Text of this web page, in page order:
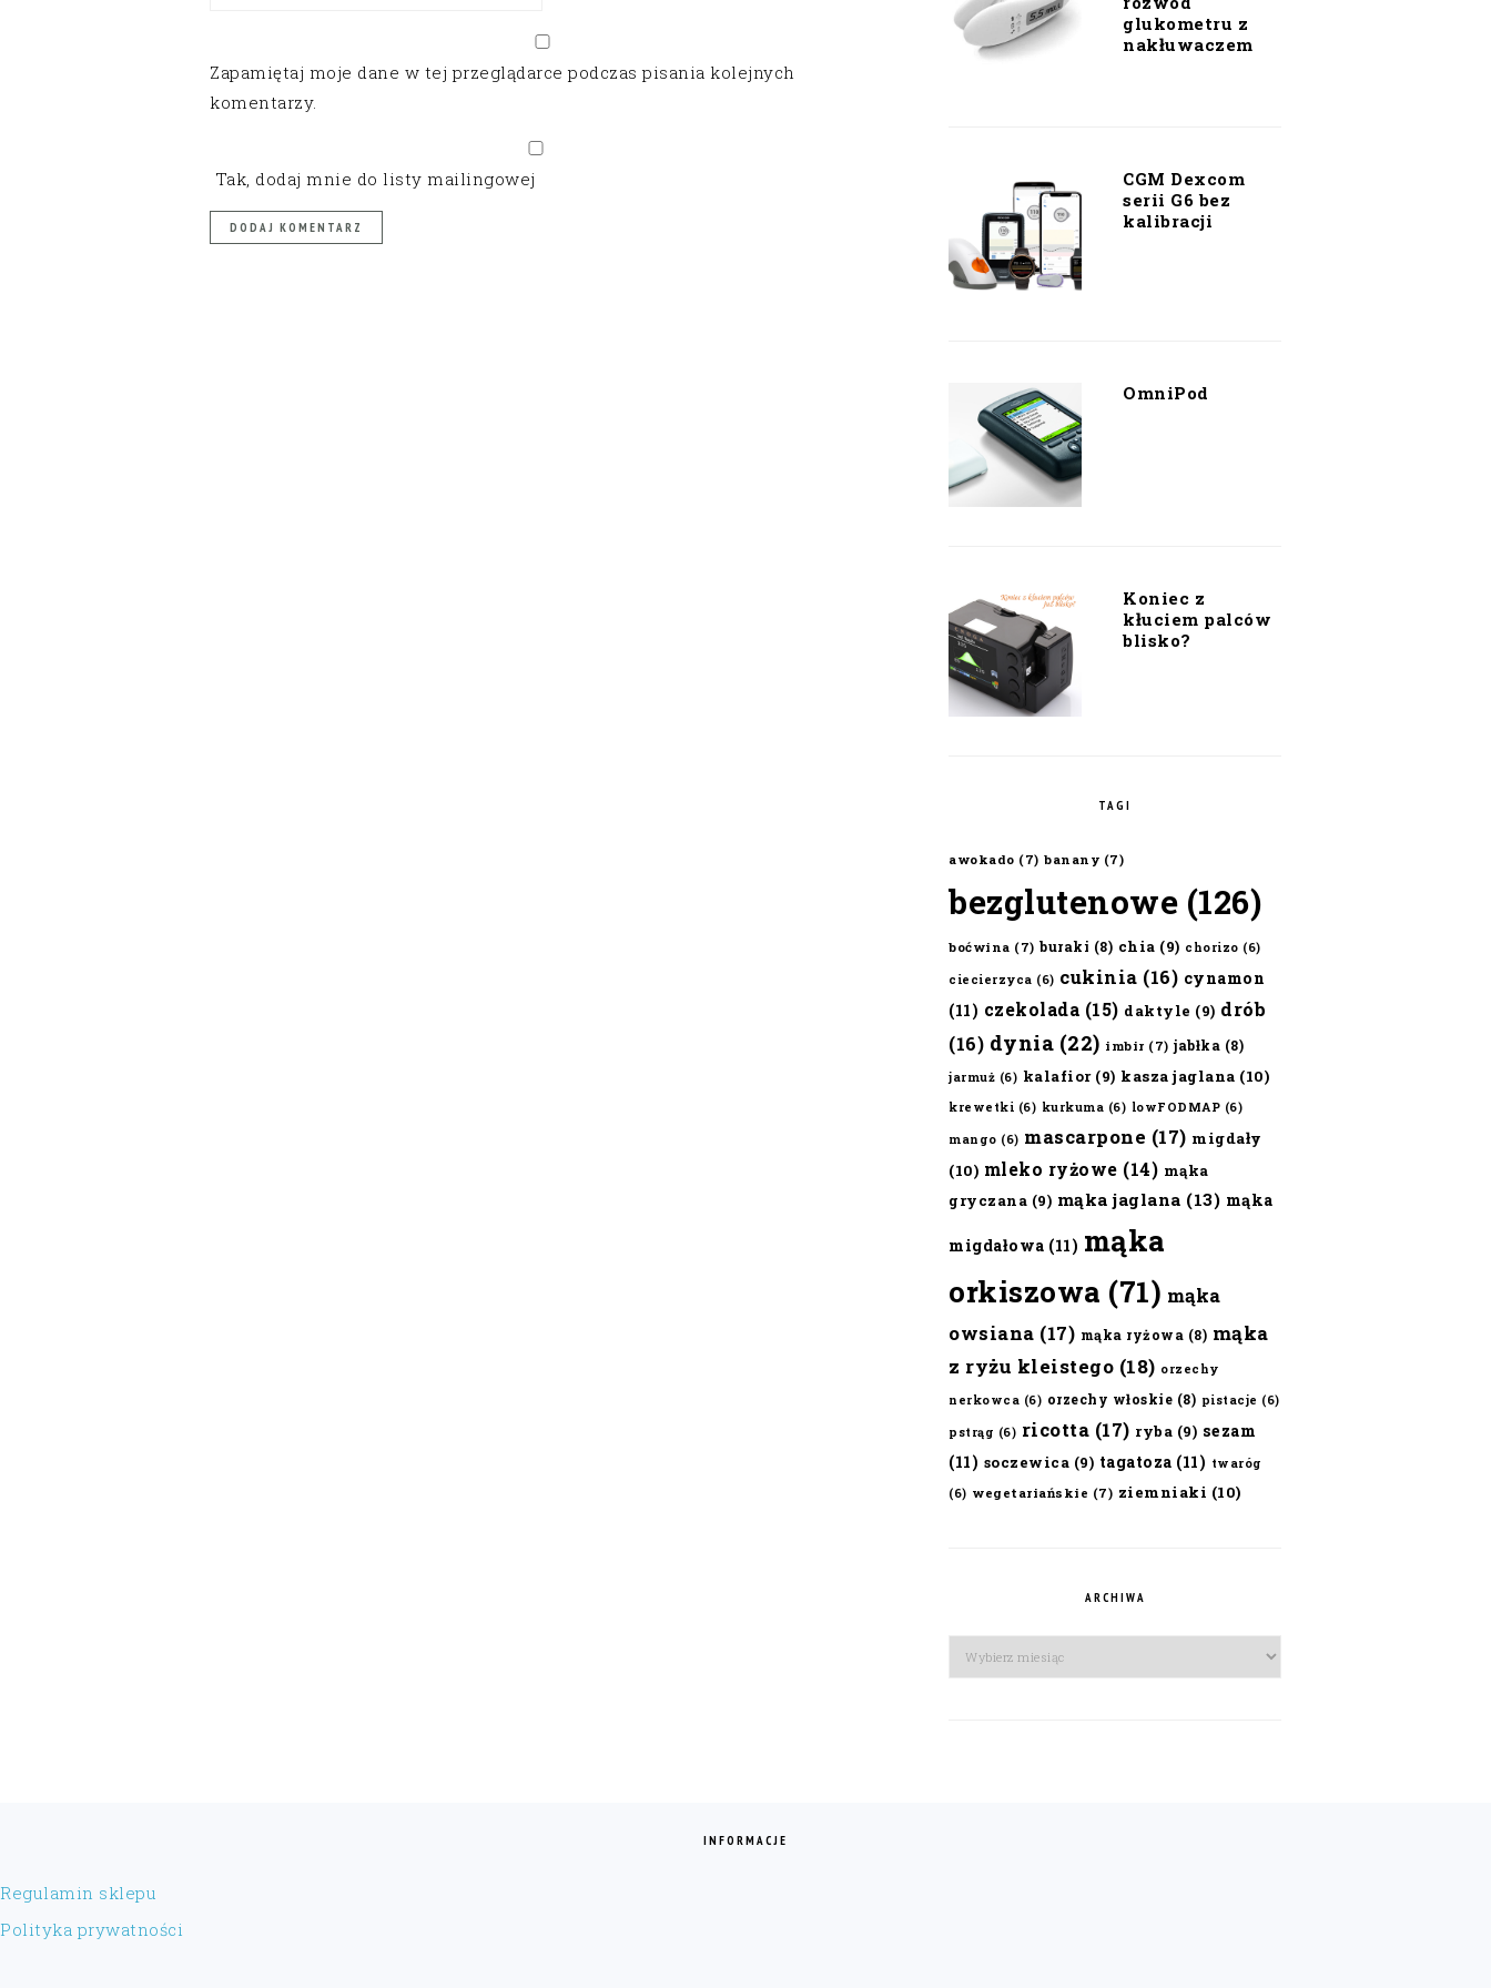
Zapamiętaj moje dane w tej przeglądarce podczas pisania kolejnych
komentarzy.
Tak, dodaj mnie do listy mailingowej
glukometru z
nakłuwaczem
CGM Dexcom
serii G6 bez
kalibracji
OmniPod
Koniec z
kłuciem palców
blisko?
TAGI
awokado (7) banany (7)
bezglutenowe (126)
boćwina (7) buraki (8) chia (9) chorizo (6)
ciecierzyca (6) cukinia (16) cynamon
(11) czekolada (15) daktyle (9) drób
(16) dynia (22) imbir (7) jabłka (8)
jarmuż (6) kalafior(9) kasza jaglana (10)
krewetki (6) kurkuma (6) lowFODMAP (6)
mango (6) mascarpone (17) migdały
(10) mleko ryżowe (14) mąka
gryczana (9) mąka jaglana (13) mąka
migdałowa (11) mąka
orkiszowa (71) mąka
owsiana (17) mąka ryżowa (8) mąka
z ryżu kleistego (18) orzechy
nerkowca (6) orzechy włoskie (8) pistacje (6)
pstrąg (6) ricotta (17) ryba (9) sezam
(11) soczewica (9) tagatoza (11) twaróg
(6) wegetariańskie (7) ziemniaki (10)
ARCHIWA
Archiwa
INFORMACJE
Regulamin sklepu
Polityka prywatności